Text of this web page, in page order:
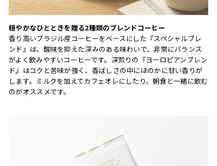
穏やかなひとときを贈る2種類のブレンドコーヒー
香り高いブラジル産コーヒーをベースにした『スペシャルブレ
ンド』は、酸味を抑えた深みのある味わいで、非常にバランス
がよく飲みやすいコーヒーです。深煎りの『ヨーロピアンブレン
ド』はコクと苦味が強く、香ばしさの中にほのかに甘い香りが
します。ミルクを加えてカフェオレにしたり、朝食と一緒に飲む
のがオススメです。